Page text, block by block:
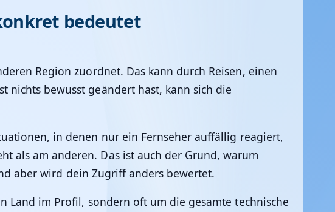
bedeutet
Region zuordnet. Das kann durch Reisen, einen
nichts bewusst geändert hast, kann sich die
in denen nur ein Fernseher auffällig reagiert,
als am anderen. Das ist auch der Grund, warum
aber wird dein Zugriff anders bewertet.
Land im Profil, sondern oft um die gesamte technische